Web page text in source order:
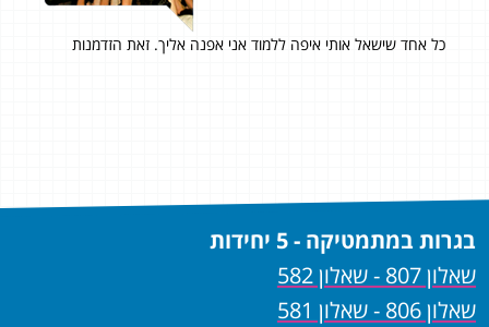
זאת הזדמנות
אני רוצה להודות על קורס נינוח ובאיכות מעולה
בגרות במתמטיקה - 5 יחידות
שאלון 807 - שאלון 582
שאלון 806 - שאלון 581